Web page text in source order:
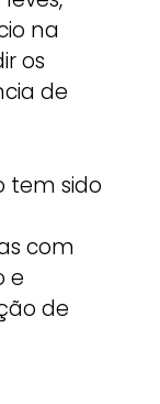
na
os
de
tem sido
com
e
de